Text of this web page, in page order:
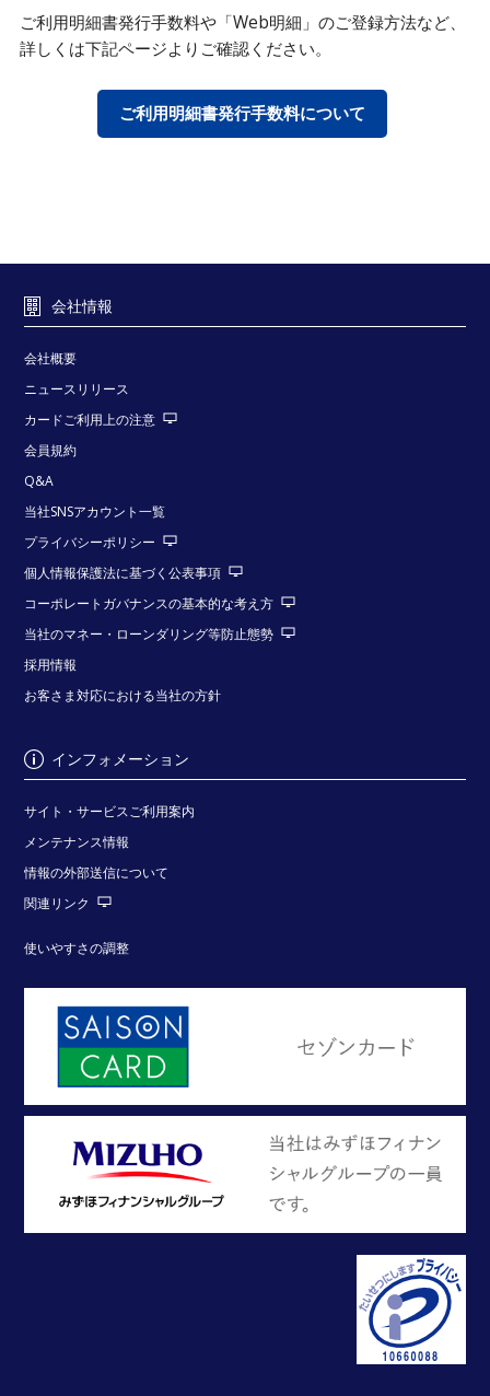
ご利用明細書発行手数料や「Web明細」のご登録方法など、
詳しくは下記ページよりご確認ください。
ご利用明細書発行手数料について
会社情報
会社概要
ニュースリリース
カードご利用上の注意
会員規約
Q&A
当社SNSアカウント一覧
プライバシーポリシー
個人情報保護法に基づく公表事項
コーポレートガバナンスの基本的な考え方
当社のマネー・ローンダリング等防止態勢
採用情報
お客さま対応における当社の方針
インフォメーション
サイト・サービスご利用案内
メンテナンス情報
情報の外部送信について
関連リンク
使いやすさの調整